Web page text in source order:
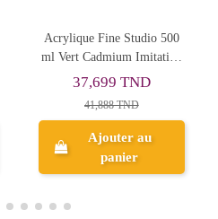
24 Tubes De Couleur
Acrylique 12ml ART
RANGERS
24,352 TND
30,440 TND
Ajouter au
panier